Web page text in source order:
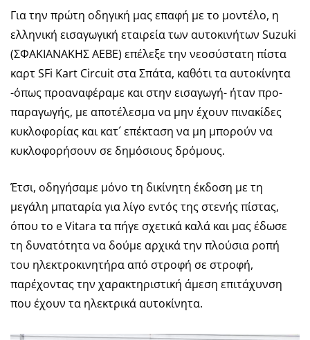
Για την πρώτη οδηγική μας επαφή με το μοντέλο, η
ελληνική εισαγωγική εταιρεία των αυτοκινήτων Suzuki
(ΣΦΑΚΙΑΝΑΚΗΣ ΑΕΒΕ) επέλεξε την νεοσύστατη πίστα
καρτ SFi Kart Circuit στα Σπάτα, καθότι τα αυτοκίνητα
-όπως προαναφέραμε και στην εισαγωγή- ήταν προ-
παραγωγής, με αποτέλεσμα να μην έχουν πινακίδες
κυκλοφορίας και κατ´ επέκταση να μη μπορούν να
κυκλοφορήσουν σε δημόσιους δρόμους.
Έτσι, οδηγήσαμε μόνο τη δικίνητη έκδοση με τη
μεγάλη μπαταρία για λίγο εντός της στενής πίστας,
όπου το e Vitara τα πήγε σχετικά καλά και μας έδωσε
τη δυνατότητα να δούμε αρχικά την πλούσια ροπή
του ηλεκτροκινητήρα από στροφή σε στροφή,
παρέχοντας την χαρακτηριστική άμεση επιτάχυνση
που έχουν τα ηλεκτρικά αυτοκίνητα.